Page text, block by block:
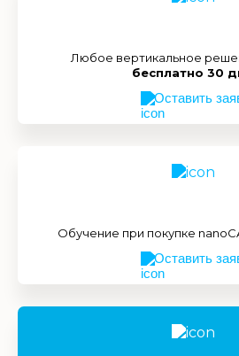
Любое вертикальное
бесплатно 30
Оставить
Обучение при покупке
Оставить